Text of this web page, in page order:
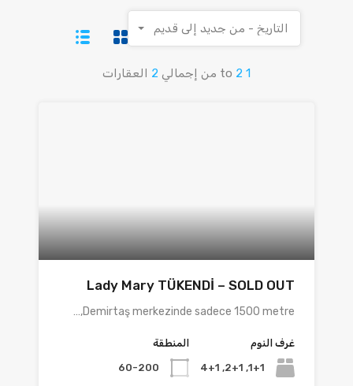
1
to 2 من إجمالي 2 العقارات
التاريخ - من جديد إلى قديم
Lady Mary TÜKENDİ – SOLD OUT
Demirtaş merkezinde sadece 1500 metre,…
غرف النوم
1+1, 2+1, 4+1
المنطقة
60-200